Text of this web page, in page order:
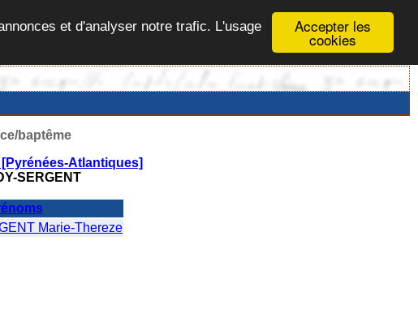
Accepter les
cookies
et d'analyser notre trafic. L'usage
baptême
Atlantiques]
SERGENT
Marie-Thereze